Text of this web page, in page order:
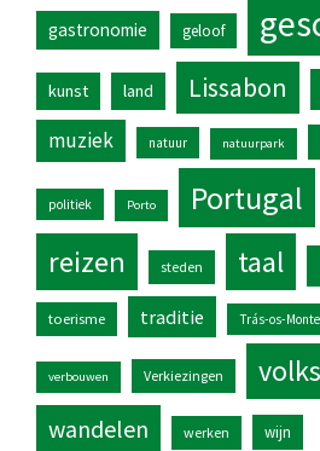
gastronomie geloof
kunst land Lissabon
muziek natuur natuurpark
politiek Porto Portugal
reizen steden taal
toerisme traditie Trás-os-
verbouwen Verkiezingen
wandelen werken wijn